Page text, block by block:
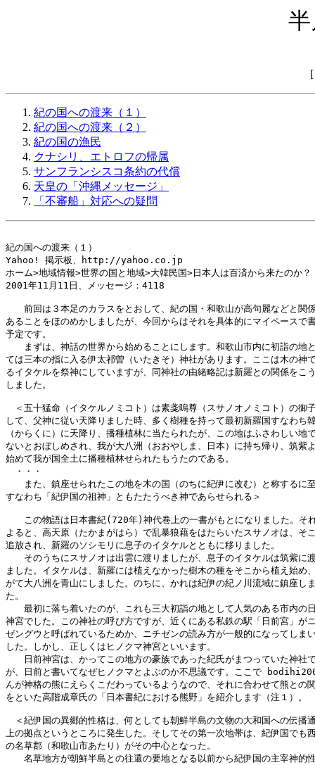
紀の国への渡来（１）
紀の国への渡来（２）
紀の国の漁民
クナシリ、エトロフの帰属
サンフランシスコ条約の代償
天皇の「沖縄メッセージ」
「不審船」対応への疑問
紀の国への渡来（１）
Yahoo! 掲示板、http://yahoo.co.jp
ホーム>地域情報>世界の国と地域>大韓民国>日本人は百済から来たのか？
2001年11月11日、メッセージ：4118
前回は３本足のカラスをとおして、紀の国・和歌山が高句麗などと関
あることをほのめかしましたが、今回からはそれを具体的にマイペースで
予定です。
まずは、神話の世界から始めることにします。和歌山市内に初詣の地
ては三本の指に入る伊太祁曽（いたきそ）神社があります。ここは木の神
るイタケルを祭神にしていますが、同神社の由緒略記は新羅との関係をこ
しました。
＜五十猛命（イタケルノミコト）は素戔嗚尊（スサノオノミコト）の御
して、父神に従い天降りました時、多く樹種を持って最初新羅国すなわち
（からくに）に天降り、播種植林に当たられたが、この地はふさわしい地
ないとおぼしめされ、我が大八洲（おおやしま、日本）に持ち帰り、筑紫
始めて我が国全土に播種植林せられたもうたのである。
・・・
また、鎮座せられたこの地を木の国（のちに紀伊に改む）と称するに
すなわち「紀伊国の祖神」ともたたうべき神であらせられる＞
この物語は日本書紀(720年)神代巻上の一書がもとになりました。そ
よると、高天原（たかまがはら）で乱暴狼藉をはたらいたスサノオは、そ
追放され、新羅のソシモリに息子のイタケルとともに移りました。
そのうちにスサノオは出雲に渡りましたが、息子のイタケルは筑紫に
ました。イタケルは、新羅には植えなかった樹木の種をそこから植え始め
がて大八洲を青山にしました。のちに、かれは紀伊の紀ノ川流域に鎮座し
た。
最初に落ち着いたのが、これも三大初詣の地として人気のある市内の
神宮でした。この神社の呼び方ですが、近くにある私鉄の駅「日前宮」が
ゼングウと呼ばれているためか、ニチゼンの読み方が一般的になってしま
した。しかし、正しくはヒノクマ神宮といいます。
日前神宮は、かってこの地方の豪族であった紀氏がまつっていた神社
が、日前と書いてなぜヒノクマとよぶのか不思議です。ここで
んが神格の熊にえらくこだわっているようなので、それに合わせて熊との
をといた高階成章氏の「日本書紀における熊野」を紹介します（注１）。
＜紀伊国の異郷的性格は、何としても朝鮮半島の文物の大和国への伝播
上の拠点というところに発生した。そしてその第一次地帯は、紀伊国でも
の名草郡（和歌山市あたり）がその中心となった。
名草地方が朝鮮半島との往還の要地となる以前から紀伊国の主宰神的